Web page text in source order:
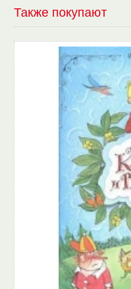
Также покупают